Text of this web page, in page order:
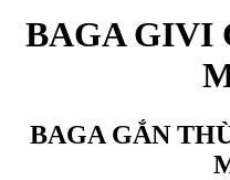
BAGA GIVI
BAGA GẮN